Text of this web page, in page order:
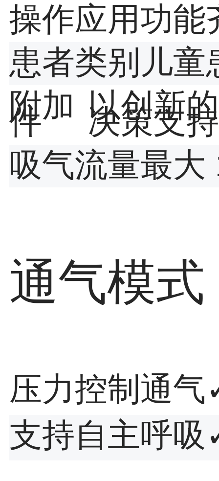
操作应用功能
患者类别 儿童
附加
件 以创新
决策支持
吸气流量最大
通气模式
压力控制通气
支持自主呼吸